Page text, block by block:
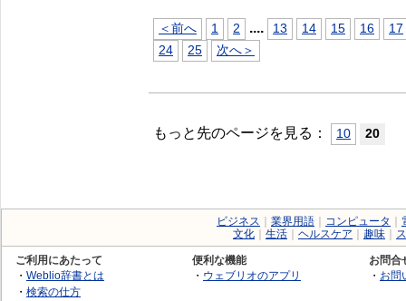
＜前へ 1 2 .... 13 14 15 16
17
24
25 次へ＞
もっと先のページを見る： 10 20
ビジネス 業界用語 コンピュータ
文化
生活 ヘルスケア 趣味
ご利用にあたって
・ Weblio辞書とは
・ 検索の仕方
便利な機能
・ ウェブリオのアプリ
お問合
・ お問